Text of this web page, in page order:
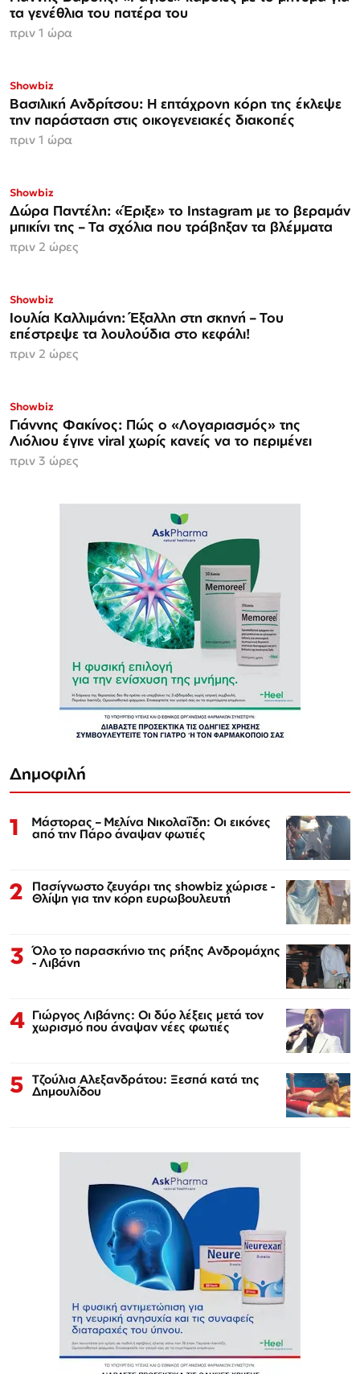
τα γενέθλια του πατέρα του
πριν 1 ώρα
Showbiz
Βασιλική Ανδρίτσου: Η επτάχρονη κόρη της έκλεψε
την παράσταση στις οικογενειακές διακοπές
πριν 1 ώρα
Showbiz
Δώρα Παντέλη: «Έριξε» το Instagram με το βεραμάν
μπικίνι της – Τα σχόλια που τράβηξαν τα βλέμματα
πριν 2 ώρες
Showbiz
Ιουλία Καλλιμάνη: Έξαλλη στη σκηνή – Του
επέστρεψε τα λουλούδια στο κεφάλι!
πριν 2 ώρες
Showbiz
Γιάννης Φακίνος: Πώς ο «Λογαριασμός» της
Λιόλιου έγινε viral χωρίς κανείς να το περιμένει
πριν 3 ώρες
Δημοφιλή
1 Μάστορας – Μελίνα Νικολαΐδη: Οι εικόνες
από την Πάρο άναψαν φωτιές
2 Πασίγνωστο ζευγάρι της showbiz χώρισε -
Θλίψη για την κόρη ευρωβουλευτή
3 Όλο το παρασκήνιο της ρήξης Ανδρομάχης
- Λιβάνη
4 Γιώργος Λιβάνης: Οι δύο λέξεις μετά τον
χωρισμό που άναψαν νέες φωτιές
5 Τζούλια Αλεξανδράτου: Ξεσπά κατά της
Δημουλίδου